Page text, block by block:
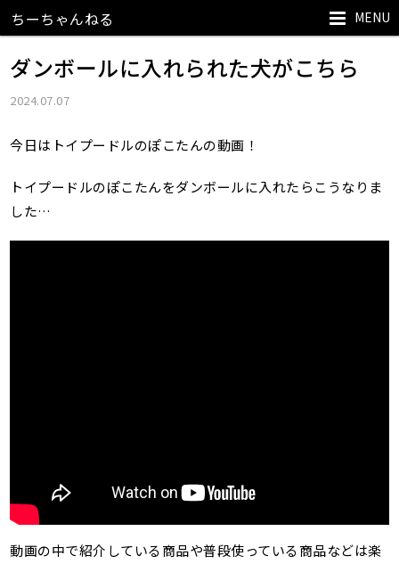
MENU
ちーちゃんねる
ダンボールに入れられた犬がこちら
2024.07.07
今日はトイプードルのぽこたんの動画！
トイプードルのぽこたんをダンボールに入れたらこうなりま
した…
動画の中で紹介している商品や普段使っている商品などは楽